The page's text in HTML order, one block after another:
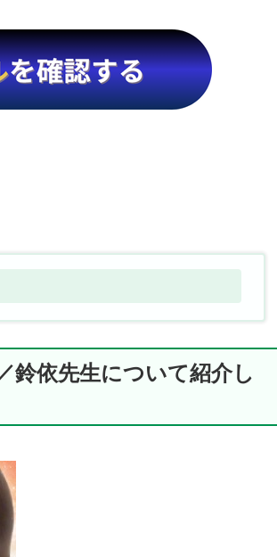
鈴依先生について紹介し